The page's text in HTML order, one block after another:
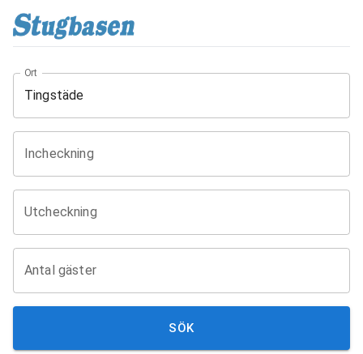
Ort
Incheckning
Utcheckning
Antal gäster
SÖK